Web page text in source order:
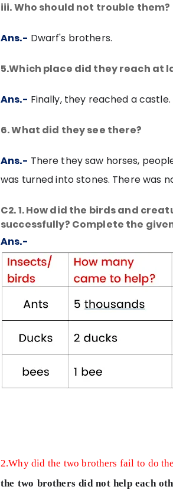
iii. Who should not trouble them?
Ans.- Dwarf's brothers.
5.Which place did they reach at
Ans.- Finally, they reached a castle.
6. What did they see there?
Ans.- There they saw horses,
was turned into stones. There was
C2. 1. How did the birds and
successfully? Complete the
Ans.-
2.Why did the two brothers fail to do
the two brothers did not help each